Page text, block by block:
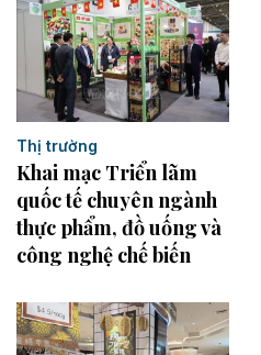
Thị trường
Khai mạc Triển lãm
quốc tế chuyên ngành
thực phẩm, đồ uống và
công nghệ chế biến